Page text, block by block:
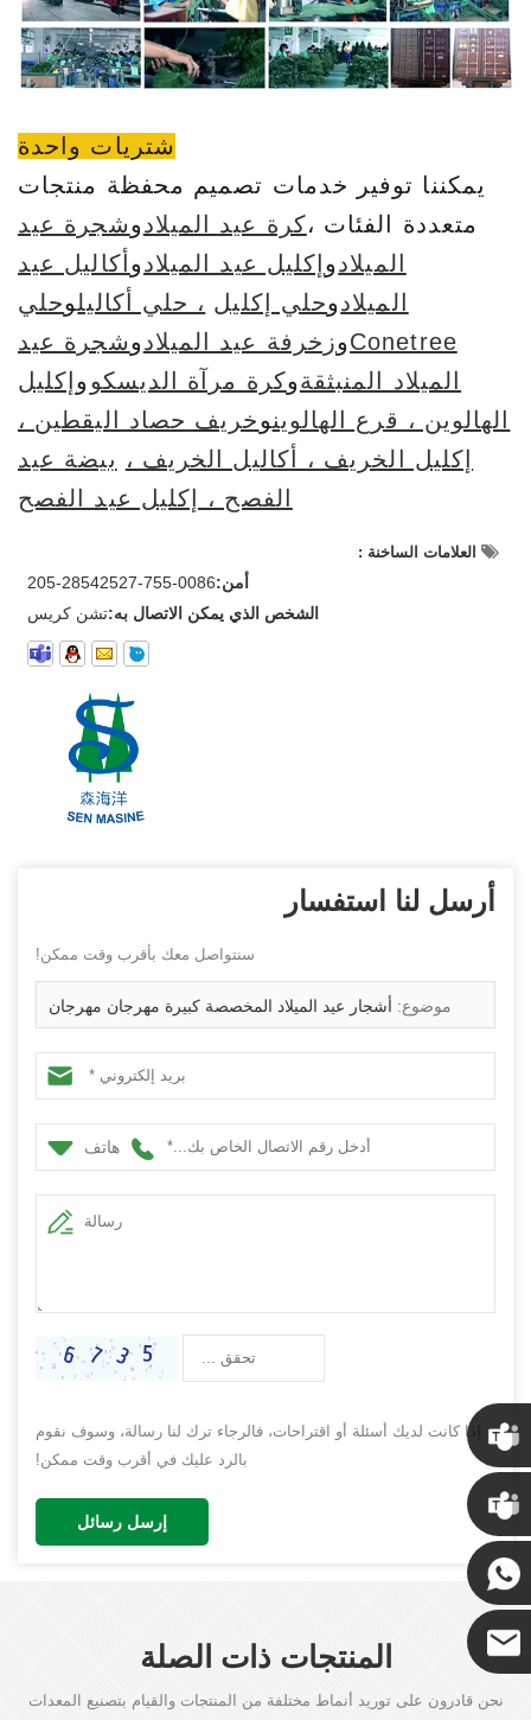
شتريات واحدة
يمكننا توفير خدمات تصميم محفظة منتجات
متعددة الفئات ،كرة عيد الميلادوشجرة عيد
الميلادوإكليل عيد الميلادوأكاليل عيد
الميلادوحلي إكليل ، حلي أكاليلوحلي
Conetreeوزخرفة عيد الميلادوشجرة عيد
الميلاد المنبثقةوكرة مرآة الديسكو وإكليل
الهالوين ، قرع الهالوينوخريف حصاد اليقطين ،
إكليل الخريف ، أكاليل الخريف ، بيضة عيد
الفصح ، إكليل عيد الفصح
العلامات الساخنة :
أمن:0086-755-28542527-205
الشخص الذي يمكن الاتصال به:تشن كريس
أرسل لنا استفسار
سنتواصل معك بأقرب وقت ممكن!
موضوع: أشجار عيد الميلاد المخصصة كبيرة مهرجان مهرجان
العطلات في الهواء الطلق شجرة عيد الميلاد الكبيرة
هاتف
إذا كانت لديك أسئلة أو اقتراحات، فالرجاء ترك لنا رسالة، وسوف نقوم
بالرد عليك في أقرب وقت ممكن!
إرسل رسائل
المنتجات ذات الصلة
نحن قادرون على توريد أنماط مختلفة من المنتجات والقيام بتصنيع المعدات
كريس
كيني